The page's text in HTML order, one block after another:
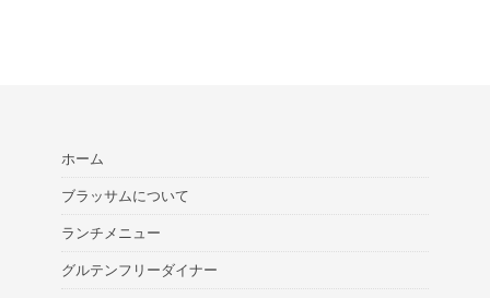
ホーム
ブラッサムについて
ランチメニュー
グルテンフリーダイナー